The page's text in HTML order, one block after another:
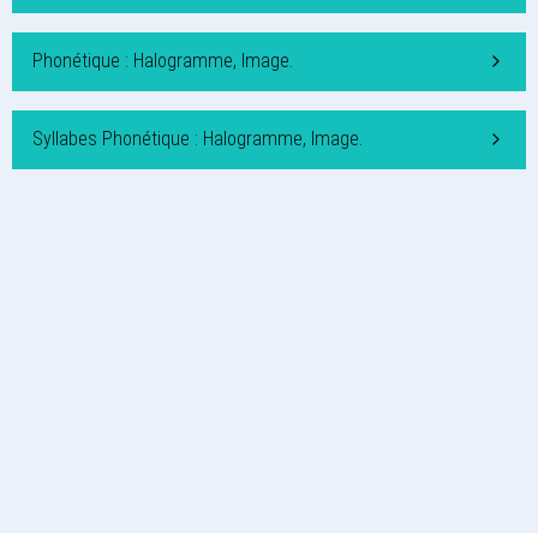
Phonétique : Halogramme, Image.
Syllabes Phonétique : Halogramme, Image.